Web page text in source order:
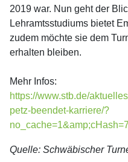
2019 war. Nun geht der
Lehramtsstudiums bietet
zudem möchte sie dem
erhalten bleiben.
Mehr Infos:
https://www.stb.de/
petz-beendet-karriere/?
Quelle: Schwäbischer